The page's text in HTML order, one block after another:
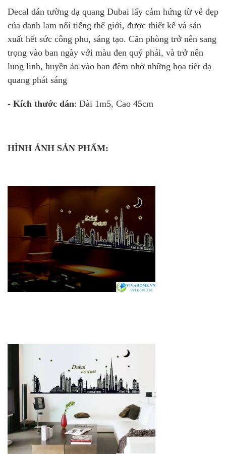
Decal dán tường dạ quang Dubai lấy cảm hứng từ vẻ đẹp
của danh lam nổi tiếng thế giới, được thiết kế và sản
xuất hết sức công phu, sáng tạo. Căn phòng trở nên sang
trọng vào ban ngày với màu đen quý phái, và trở nên
lung linh, huyền ảo vào ban đêm nhờ những họa tiết dạ
quang phát sáng
- Kích thước dán: Dài 1m5, Cao 45cm
HÌNH ẢNH SẢN PHẨM: